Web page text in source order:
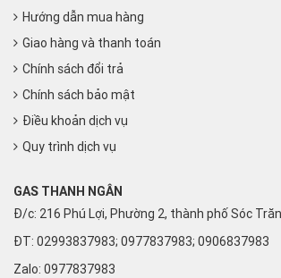
Hướng dẫn mua hàng
Giao hàng và thanh toán
Chính sách đổi trả
Chính sách bảo mật
Điều khoản dịch vụ
Quy trình dịch vụ
GAS THANH NGÂN
Đ/c: 216 Phú Lợi, Phường 2, thành phố Sóc
ĐT: 02993837983; 0977837983; 0906837983
Zalo: 0977837983